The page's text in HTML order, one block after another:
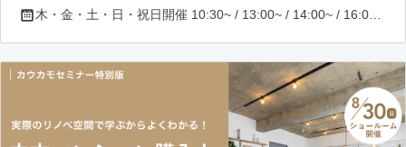
木・金・土・日・祝日開催 10:30~ / 13:00~ / 14:00~ / 16:00~ / 17:00~/ 18:30~/ 19:30~